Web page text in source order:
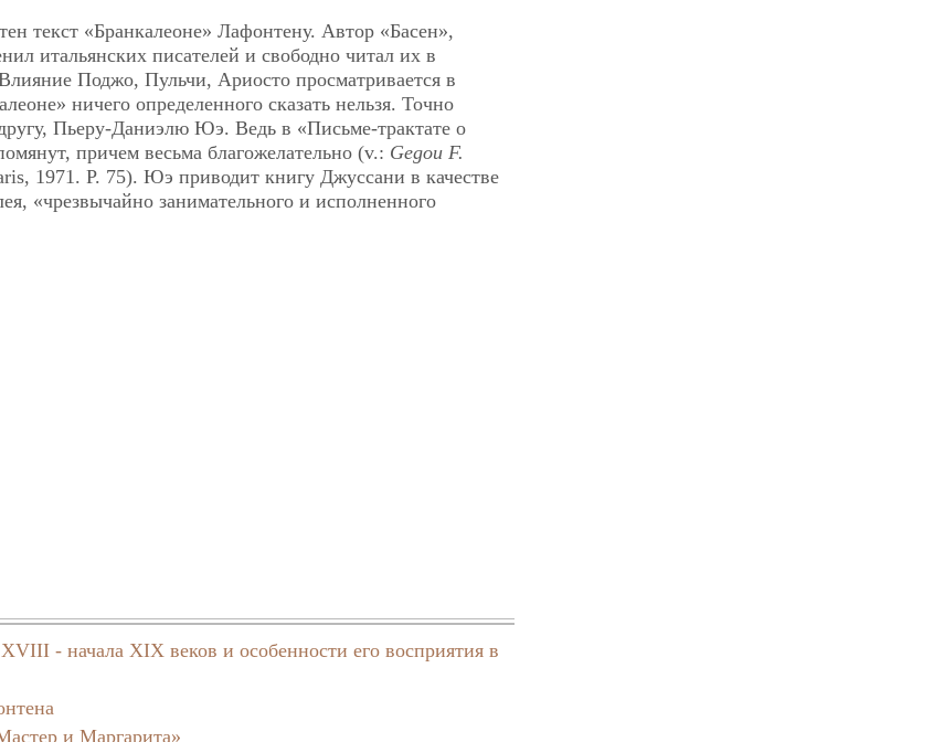
текст «Бранкалеоне» Лафонтену. Автор «Басен»,
итальянских писателей и свободно читал их в
Поджо, Пульчи, Ариосто просматривается в
ничего определенного сказать нельзя. Точно
Пьеру-Даниэлю Юэ. Ведь в «Письме-трактате о
причем весьма благожелательно (v.: Gegou F.
1971. P. 75). Юэ приводит книгу Джуссани в качестве
«чрезвычайно занимательного и исполненного
- начала XIX веков и особенности его восприятия в
и Маргарита»